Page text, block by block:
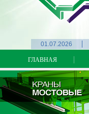
01.07.2026
ГЛАВНАЯ